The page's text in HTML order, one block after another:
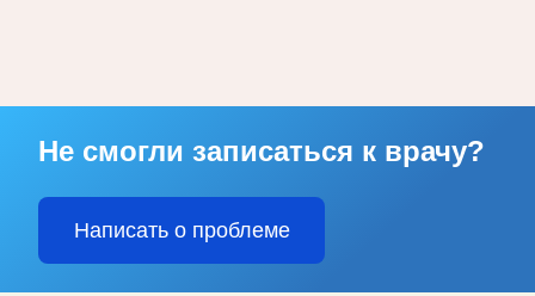
Не смогли записаться к врачу?
Написать о проблеме